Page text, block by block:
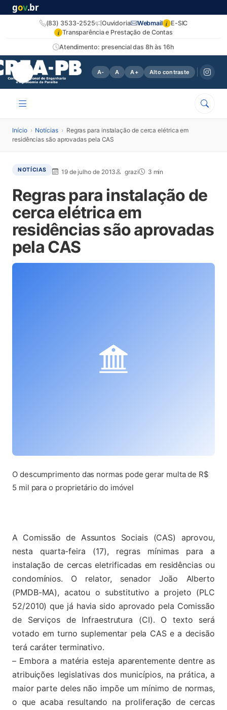
gov.br
Atendimento: presencial das 8h às 16h
(83) 3533-2525 Ouvidoria Webmail i E-SIC
i Transparência e Prestação de Contas
A- A A+ Alto contraste
Início › Notícias › Regras para instalação de cerca elétrica em
residências são aprovadas pela CAS
NOTÍCIAS 19 de julho de 2013 grazi 3 min
Regras para instalação de
cerca elétrica em
residências são aprovadas
pela CAS
O descumprimento das normas pode gerar multa de R$
5 mil para o proprietário do imóvel
A Comissão de Assuntos Sociais (CAS) aprovou,
nesta quarta-feira (17), regras mínimas para a
instalação de cercas eletrificadas em residências ou
condomínios. O relator, senador João Alberto
(PMDB-MA), acatou o substitutivo a projeto (PLC
52/2010) que já havia sido aprovado pela Comissão
de Serviços de Infraestrutura (CI). O texto será
votado em turno suplementar pela CAS e a decisão
terá caráter terminativo.
– Embora a matéria esteja aparentemente dentre as
atribuições legislativas dos municípios, na prática, a
maior parte deles não impõe um mínimo de normas,
o que acaba resultando na proliferação de cercas